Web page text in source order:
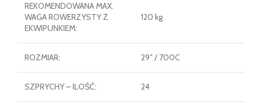
REKOMENDOWANA MAX.
WAGA ROWERZYSTY Z
EKWIPUNKIEM:
120 kg
ROZMIAR: 29″ / 700C
SZPRYCHY – ILOŚĆ: 24